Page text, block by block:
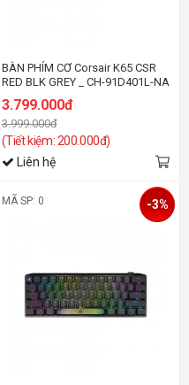
BÀN PHÍM CƠ Corsair K65 CSR
RED BLK GREY _ CH-91D401L-NA
3.799.000đ
3.999.000đ
(Tiết kiệm: 200.000đ)
Liên hệ
MÃ SP: 0 -3%